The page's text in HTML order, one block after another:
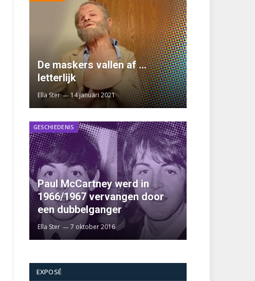
De maskers vallen af …
letterlijk
Ella Ster 14 januari 2021
GESCHIEDENIS
Paul McCartney werd in
1966/1967 vervangen door
een dubbelganger
Ella Ster 7 oktober 2016
EXPOSÉ